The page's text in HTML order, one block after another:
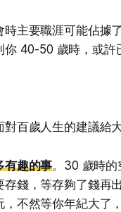
主要職涯可能佔據
40-50 歲時，或許
百歲人生的建議給大
有趣的事。30 歲時的
錢，等存夠了錢再
不然等你年紀大了